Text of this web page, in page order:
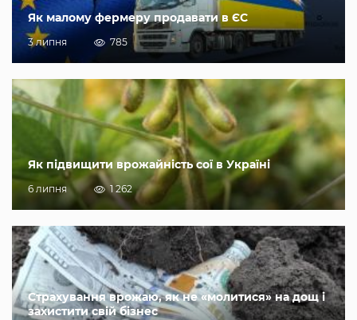
Як малому фермеру продавати в ЄС
3 липня 785
Як підвищити врожайність сої в Україні
6 липня 1 262
Страхування врожаю, як не «молитися» на дощ і
захистити свій бізнес